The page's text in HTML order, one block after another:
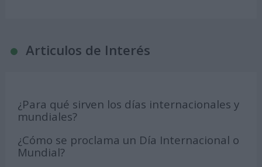
Articulos de Interés
¿Para qué sirven los días internacionales y
mundiales?
¿Cómo se proclama un Día Internacional o
Mundial?